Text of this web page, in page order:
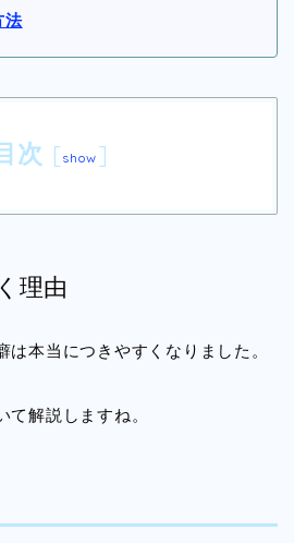
法
次 [show ]
理由
は本当につきやすくなりました。
て解説しますね。